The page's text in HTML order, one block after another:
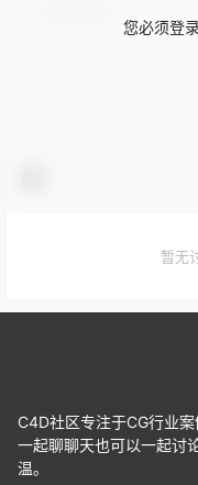
您必须登
暂无
C4D社区专注于CG行业
一起聊聊天也可以一起讨
温。